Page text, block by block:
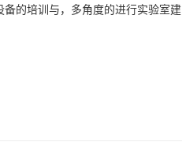
的培训与，多角度的进行实验室建